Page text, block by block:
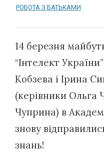
РОБОТА З БАТЬКАМИ
14 березня
“Інтелект
Кобзева і Ірина
(керівники Ольга
Чуприна) в
знову
знань!